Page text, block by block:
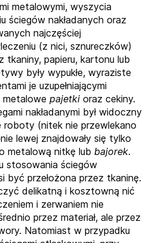
metalowymi, wyszycia
ściegów nakładanych oraz
najczęściej
(z nici, sznureczków)
tkaniny, papieru, kartonu lub
były wypukłe, wyraziste
je uzupełniającymi
metalowe pajetki oraz cekiny.
nakładanymi był widoczny
(nitek nie przewlekano
lewej znajdowały się tylko
metalową nitkę lub bajorek.
stosowania ściegów
być przełożona przez tkaninę.
delikatną i kosztowną nić
i zerwaniem nie
przez materiał, ale przez
Natomiast w przypadku